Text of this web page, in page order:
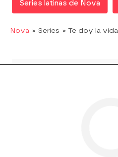
Series latinas de Nova
Nova » Series » Te doy la vida